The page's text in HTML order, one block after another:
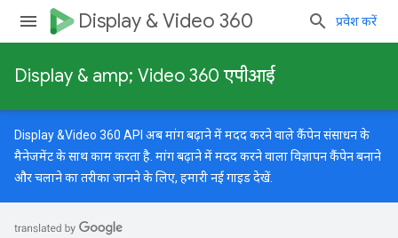
Display & Video 360 प्रवेश करें
Display & amp; Video 360 एपीआई
Display &Video 360 API अब मांग बढ़ाने में मदद करने वाले कैंपेन संसाधन के
मैनेजमेंट के साथ काम करता है. मांग बढ़ाने में मदद करने वाला विज्ञापन कैंपेन बनाने
और चलाने का तरीका जानने के लिए, हमारीनई गाइडदेखें.